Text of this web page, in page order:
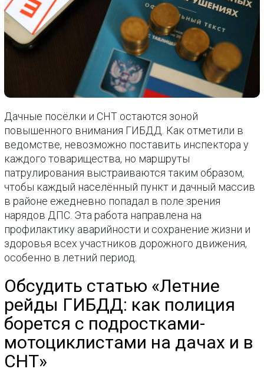
Дачные посёлки и СНТ остаются зоной
повышенного внимания ГИБДД. Как отметили в
ведомстве, невозможно поставить инспектора у
каждого товарищества, но маршруты
патрулирования выстраиваются таким образом,
чтобы каждый населённый пункт и дачный массив
в районе ежедневно попадал в поле зрения
нарядов ДПС. Эта работа направлена на
профилактику аварийности и сохранение жизни и
здоровья всех участников дорожного движения,
особенно в летний период.
Обсудить статью «Летние
рейды ГИБДД: как полиция
борется с подростками-
мотоциклистами на дачах и в
СНТ»